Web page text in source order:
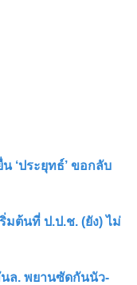
‘ประยุทธ์’ ขอกลับ
มต้นที่ ป.ป.ช. (ยัง) ไม่
ล. พยานซัดกันนัว-